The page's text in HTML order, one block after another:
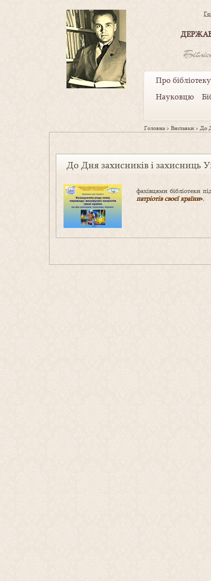
Про бібліотеку
Науковцю
Головна >Виставки >До
До Дня захисників і захисниць
фахівцями бібліотеки
патріотів своєї країни».